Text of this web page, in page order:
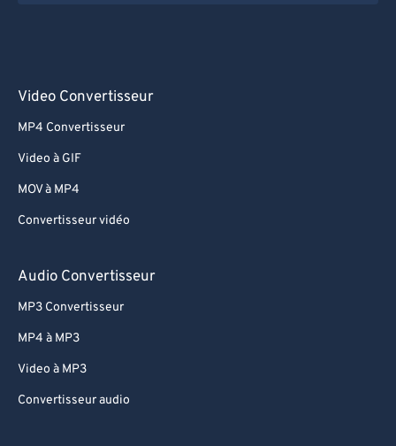
Video Convertisseur
MP4 Convertisseur
Video à GIF
MOV à MP4
Convertisseur vidéo
Audio Convertisseur
MP3 Convertisseur
MP4 à MP3
Video à MP3
Convertisseur audio